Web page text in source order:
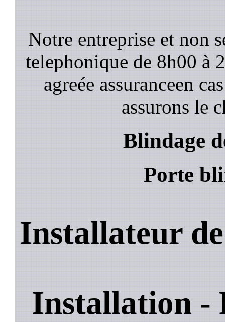
Notre entreprise et non
telephonique de 8h00 à
agreée assuranceen
assurons le
Blindage
Porte
Installateur
Installation -